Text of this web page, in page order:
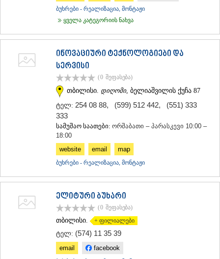
ბუხრები - რეალიზაცია, მონტაჟი
ყველა კატეგორიის ნახვა
ინოვაციური ტექნოლოგიები და
სერვისი
(0 შეფასება)
თბილისი. დიღომი, ბელიაშვილის ქუჩა 87
ტელ: 254 08 88, (599) 512 442, (551) 333
333
სამუშაო საათები: ორშაბათი – პარასკევი 10:00 –
18:00
website
email map
ბუხრები - რეალიზაცია, მონტაჟი
ელიტური ბუხარი
(0 შეფასება)
თბილისი. + ფილიალები
ტელ: (574) 11 35 39
email facebook